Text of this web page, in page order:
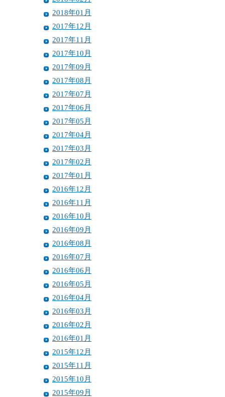
2018年01月
2017年12月
2017年11月
2017年10月
2017年09月
2017年08月
2017年07月
2017年06月
2017年05月
2017年04月
2017年03月
2017年02月
2017年01月
2016年12月
2016年11月
2016年10月
2016年09月
2016年08月
2016年07月
2016年06月
2016年05月
2016年04月
2016年03月
2016年02月
2016年01月
2015年12月
2015年11月
2015年10月
2015年09月